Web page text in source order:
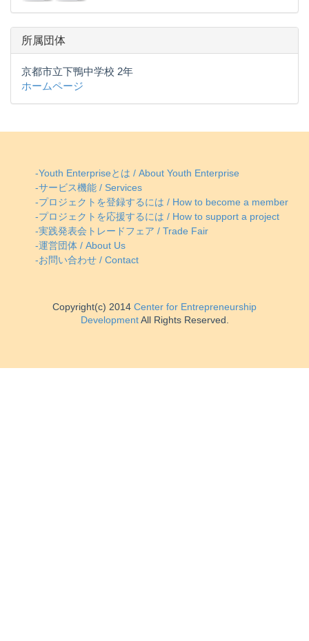
所属団体
京都市立下鴨中学校 2年
ホームページ
-Youth Enterpriseとは / About Youth Enterprise
-サービス機能 / Services
-プロジェクトを登録するには / How to become a member
-プロジェクトを応援するには / How to support a project
-実践発表会トレードフェア / Trade Fair
-運営団体 / About Us
-お問い合わせ / Contact
Copyright(c) 2014 Center for Entrepreneurship
DevelopmentAll Rights Reserved.